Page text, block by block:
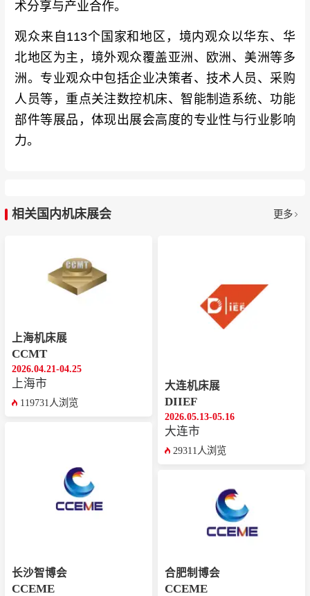
术分享与产业合作。
观众来自113个国家和地区，境内观众以华东、华
北地区为主，境外观众覆盖亚洲、欧洲、美洲等多
洲。专业观众中包括企业决策者、技术人员、采购
人员等，重点关注数控机床、智能制造系统、功能
部件等展品，体现出展会高度的专业性与行业影响
力。
相关国内机床展会 更多
上海机床展
CCMT
2026.04.21-04.25
上海市
119731人浏览
长沙智博会
CCEME
大连机床展
DIIEF
2026.05.13-05.16
大连市
29311人浏览
合肥制博会
CCEME